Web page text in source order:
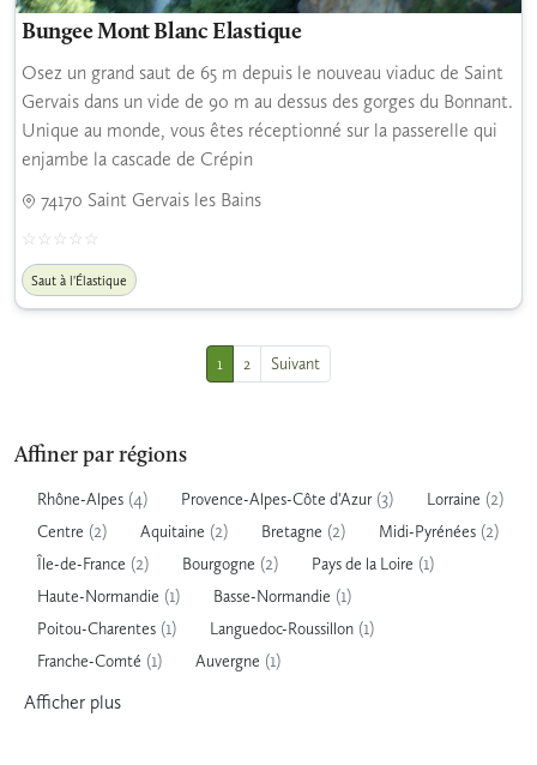
Affiner par régions
Rhône-Alpes (4) Provence-Alpes-Côte d'Azur(3) Lorraine (2)
Centre (2) Aquitaine (2) Bretagne (2) Midi-Pyrénées (2)
Île-de-France (2) Bourgogne (2) Pays de la Loire (1)
Haute-Normandie (1) Basse-Normandie (1)
Poitou-Charentes (1) Languedoc-Roussillon (1)
Franche-Comté (1) Auvergne (1)
Afficher plus
Bungee Mont Blanc Elastique
Osez un grand saut de 65 m depuis le nouveau viaduc de Saint
Gervais dans un vide de 90 m au dessus des gorges du Bonnant.
Unique au monde, vous êtes réceptionné sur la passerelle qui
enjambe la cascade de Crépin
74170 Saint Gervais les Bains
Saut à l'Élastique
1 2 Suivant